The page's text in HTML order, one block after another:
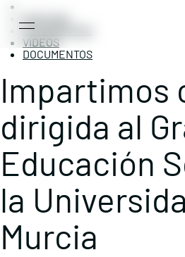
Main
NOTICIAS
FOTOGRAFÍAS
VÍDEOS
DOCUMENTOS
Impartimos
dirigida al
Educación
la
Murcia